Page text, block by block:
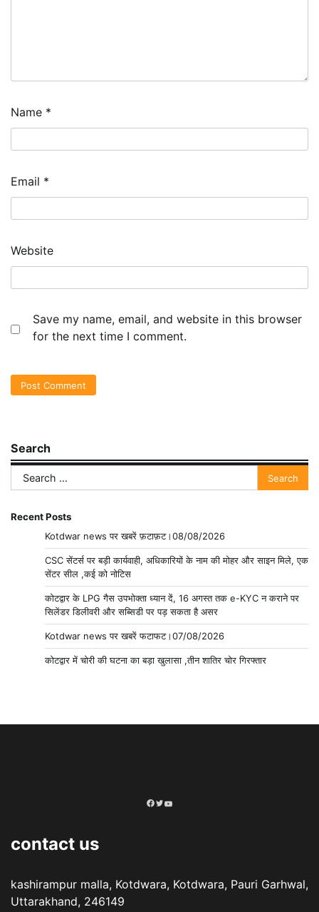
Name *
Email *
Website
Save my name, email, and website in this browser
for the next time I comment.
Search
Search
for:
Recent Posts
Kotdwar news पर खबरें फ़टाफ़ट।08/08/2026
CSC सेंटर्स पर बड़ी कार्यवाही, अधिकारियों के नाम की मोहर और साइन मिले, एक
सेंटर सील ,कई को नोटिस
कोटद्वार के LPG गैस उपभोक्ता ध्यान दें, 16 अगस्त तक e-KYC न कराने पर
सिलेंडर डिलीवरी और सब्सिडी पर पड़ सकता है असर
Kotdwar news पर खबरें फटाफट।07/08/2026
कोटद्वार में चोरी की घटना का बड़ा खुलासा ,तीन शातिर चोर गिरफ्तार
Facebook
Twitter
YouTube
contact us
kashirampur malla, Kotdwara, Kotdwara, Pauri Garhwal,
Uttarakhand, 246149